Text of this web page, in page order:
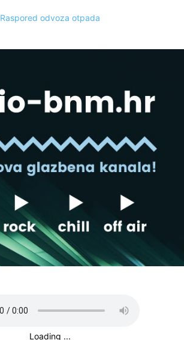
Raspored odvoza otpada
Loading ...